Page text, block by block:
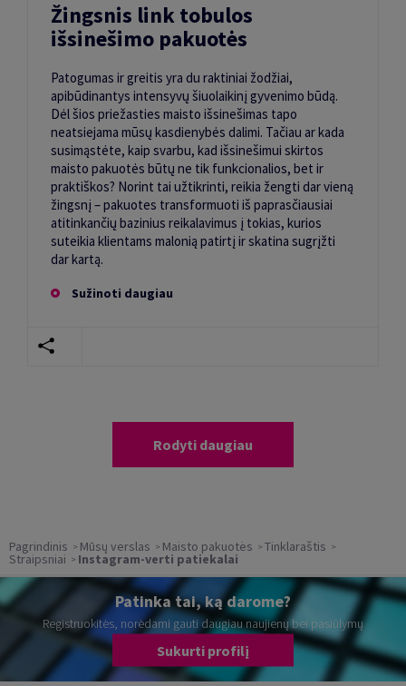
Žingsnis link tobulos
išsinešimo pakuotės
Patogumas ir greitis yra du raktiniai žodžiai,
apibūdinantys intensyvų šiuolaikinį gyvenimo būdą.
Dėl šios priežasties maisto išsinešimas tapo
neatsiejama mūsų kasdienybės dalimi. Tačiau ar kada
susimąstėte, kaip svarbu, kad išsinešimui skirtos
maisto pakuotės būtų ne tik funkcionalios, bet ir
praktiškos? Norint tai užtikrinti, reikia žengti dar vieną
žingsnį – pakuotes transformuoti iš paprasčiausiai
atitinkančių bazinius reikalavimus į tokias, kurios
suteikia klientams malonią patirtį ir skatina sugrįžti
dar kartą.
Sužinoti daugiau
Rodyti daugiau
Pagrindinis Mūsų verslas Maisto pakuotės Tinklaraštis
Straipsniai Instagram-verti patiekalai
Patinka tai, ką darome?
Registruokitės, norėdami gauti daugiau naujienų bei pasiūlymų
Sukurti profilį